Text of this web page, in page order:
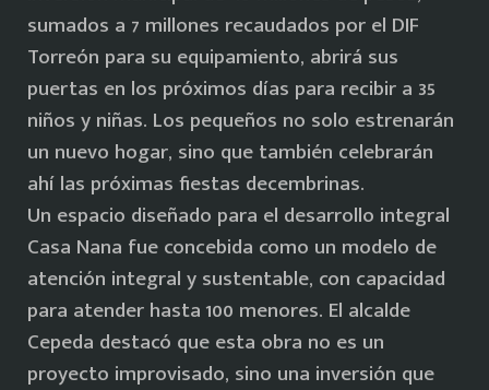
sumados a 7 millones recaudados por el DIF
Torreón para su equipamiento, abrirá sus
puertas en los próximos días para recibir a 35
niños y niñas. Los pequeños no solo estrenarán
un nuevo hogar, sino que también celebrarán
ahí las próximas fiestas decembrinas.
Un espacio diseñado para el desarrollo integral
Casa Nana fue concebida como un modelo de
atención integral y sustentable, con capacidad
para atender hasta 100 menores. El alcalde
Cepeda destacó que esta obra no es un
proyecto improvisado, sino una inversión que